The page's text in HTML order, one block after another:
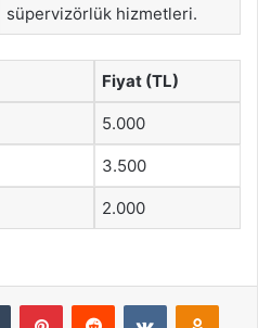
süpervizörlük hizmetleri.
Fiyat (TL)
5.000
3.500
2.000
Tumblr PinterestReddit VKontakte